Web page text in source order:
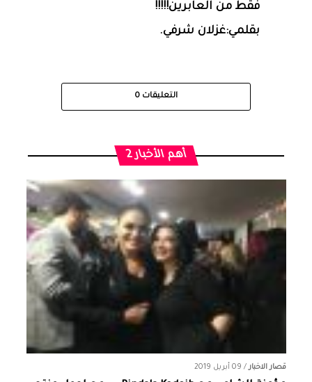
فقط من العابرين!!!!!
بقلمي:غزلان شرفي.
التعليقات 0
أهم الأخبار 2
قصار الاخبار/ 09 أبريل 2019